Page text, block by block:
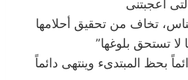
تخاف من تحقيق أحلامها
لا تستحق بلوغها”
بحظ المبتدىء وينتهى دائماً